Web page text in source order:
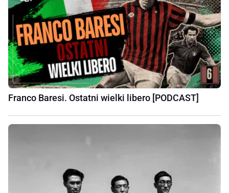
Franco Baresi. Ostatni wielki libero [PODCAST]